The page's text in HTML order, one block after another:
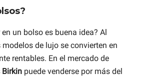
un bolso es buena idea? Al
modelos de lujo se convierten en
rentables. En el mercado de
Birkin puede venderse por más del